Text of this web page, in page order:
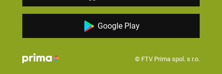
Google Play
© FTV Prima spol. s r.o.